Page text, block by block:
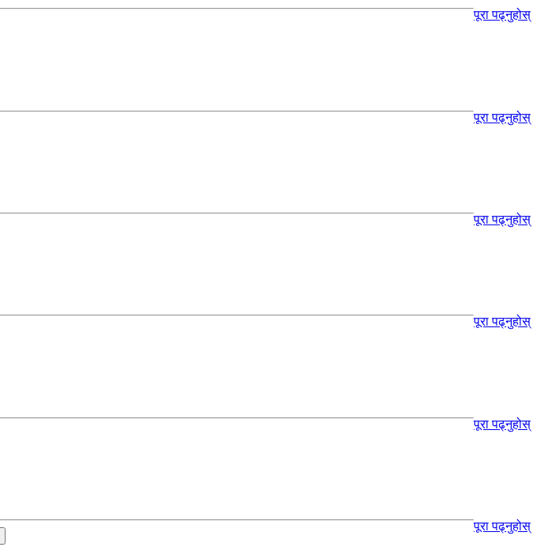
पूरा पढ्नुहोस्
पूरा पढ्नुहोस्
पूरा पढ्नुहोस्
पूरा पढ्नुहोस्
पूरा पढ्नुहोस्
पूरा पढ्नुहोस्